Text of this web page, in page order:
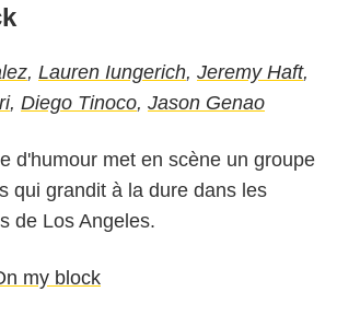
, Lauren Iungerich, Jeremy Haft,
, Diego Tinoco, Jason Genao
d'humour met en scène un groupe
qui grandit à la dure dans les
de Los Angeles.
my block